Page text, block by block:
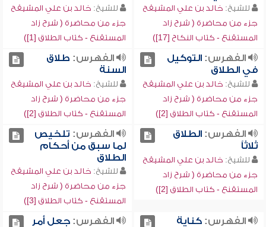
للشيخ: خالد بن علي المشيقح
جزء من محاضرة ( شرح زاد
المستقنع - كتاب النكاح [17])
للشيخ: خالد بن علي المشيقح
جزء من محاضرة ( شرح زاد
المستقنع - كتاب الطلاق [1])
الفهرس:التوكيل
في الطلاق
للشيخ: خالد بن علي المشيقح
جزء من محاضرة ( شرح زاد
المستقنع - كتاب الطلاق [2])
الفهرس: طلاق
السنة
للشيخ: خالد بن علي المشيقح
جزء من محاضرة ( شرح زاد
المستقنع - كتاب الطلاق [2])
الفهرس:الطلاق
ثلاثاً
للشيخ: خالد بن علي المشيقح
جزء من محاضرة ( شرح زاد
المستقنع - كتاب الطلاق [2])
الفهرس: تلخيص
لما سبق من أحكام
الطلاق
للشيخ: خالد بن علي المشيقح
جزء من محاضرة ( شرح زاد
المستقنع - كتاب الطلاق [3])
الفهرس:كناية
الفهرس:جعل أمر